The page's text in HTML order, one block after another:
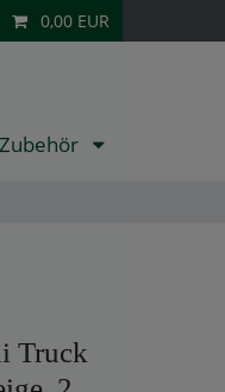
0,00 EUR
Zubehör
Truck